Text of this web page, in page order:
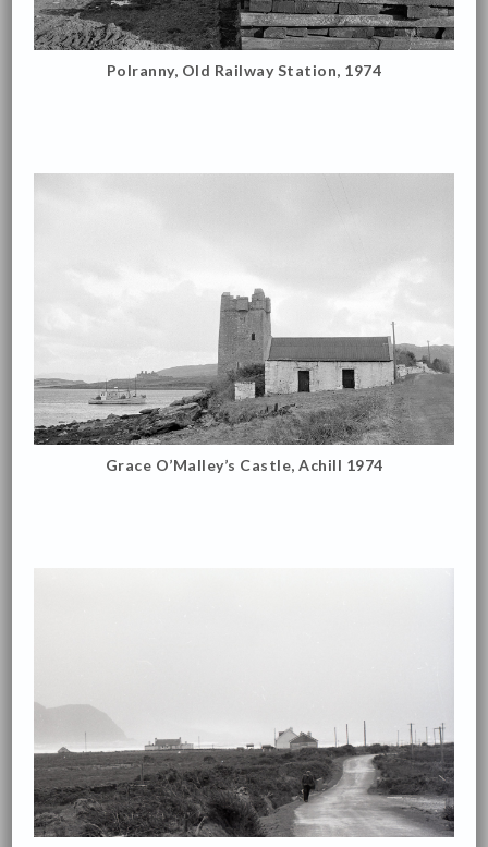
Polranny, Old Railway Station, 1974
Grace O’Malley’s Castle, Achill 1974